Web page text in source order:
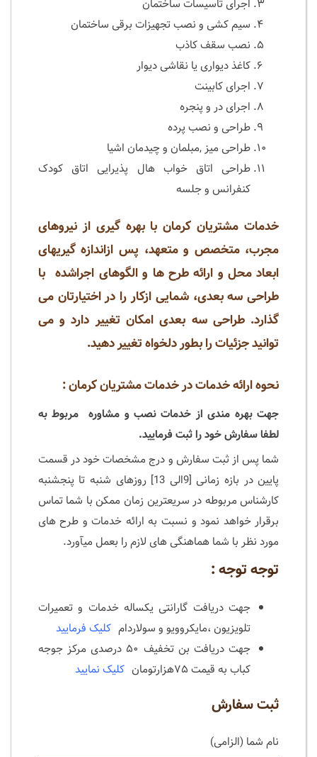
اجرای تاسیسات ساختمان
سیم کشی و نصب تجهیزات برقی ساختمان
نصب سقف کاذب
کاغذ دیواری یا نقاشی دیوار
اجرای کابینت
اجرای در و پنجره
طراحی و نصب پرده
طراحی میز ,مبلمان و چیدمان اشیا
طراحی اتاق خواب هال پذیرایی اتاق کودک
کنفرانس و جلسه
خدمات مشتریان کرمان با بهره گیری از نیروهای
مجرب، متخصص و متعهد، پس ازاندازه گیریهای
ابعاد محل و ارائه طرح ها و الگوهای اجراشده با
طراحی سه بعدی، شمایی ازکار را در اختیارتان می
گذارد. طراحی سه بعدی امکان تغییر دارد و می
توانید جزئیات را بطور دلخواه تغییر دهید.
نحوه ارائه خدمات در خدمات مشتریان کرمان :
جهت بهره مندی از خدمات نصب و مشاوره مربوط به
لطفا سفارش خود را ثبت فرمایید.
شما پس از ثبت سفارش و درج مشخصات خود در قسمت
پایین در بازه زمانی [9الی 13] روزهای شنبه تا پنجشنبه
کارشناس مربوطه در سریعترین زمان ممکن با شما تماس
برقرار خواهد نمود و نسبت به ارائه خدمات و طرح های
مورد نظر با شما هماهنگی های لازم را بعمل میآورد.
توجه توجه :
جهت دریافت گارانتی یکساله خدمات و تعمیرات
تلویزیون ،مایکروویو و سولاردام کلیک فرمایید
جهت دریافت بن تخفیف ۵۰ درصدی مرکز جوجه
کباب به قیمت ۷۵هزارتومان
کلیک نمایید
ثبت سفارش
نام شما (الزامی)